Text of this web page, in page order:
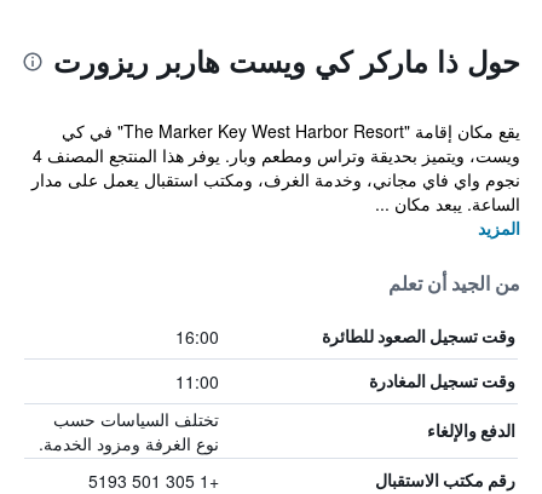
حول ذا ماركر كي ويست هاربر ريزورت
يقع مكان إقامة "The Marker Key West Harbor Resort" في كي
ويست، ويتميز بحديقة وتراس ومطعم وبار. يوفر هذا المنتجع المصنف 4
نجوم واي فاي مجاني، وخدمة الغرف، ومكتب استقبال يعمل على مدار
الساعة. يبعد مكان ...
المزيد
من الجيد أن تعلم
وقت تسجيل الصعود للطائرة 16:00
وقت تسجيل المغادرة 11:00
الدفع والإلغاء
تختلف السياسات حسب
نوع الغرفة ومزود الخدمة.
رقم مكتب الاستقبال +1 305 501 5193